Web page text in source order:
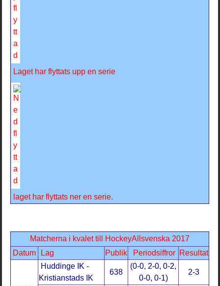
Laget har flyttats upp en serie
laget har flyttats ner en serie.
Matcherna i kvalet till HockeyAllsvenska 2017
Datum
Lag Publik Periodsiffror Resultat
Huddinge IK -
Kristianstads IK
638
(0-0, 2-0, 0-2,
0-0, 0-1)
2-3